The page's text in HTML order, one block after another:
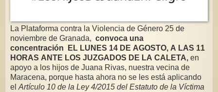
La Plataforma contra la Violencia de Género 25 de
noviembre de Granada, convoca una
concentración EL LUNES 14 DE AGOSTO, A LAS 11
HORAS ANTE LOS JUZGADOS DE LA CALETA, en
apoyo a los hijos de Juana Rivas, nuestra vecina de
Maracena, porque hasta ahora no se les está aplicando
el Artículo 10 de la Ley 4/2015 del Estatuto de la Víctima